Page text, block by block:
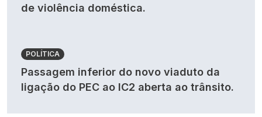
de violência doméstica.
POLÍTICA
Passagem inferior do novo viaduto da
ligação do PEC ao IC2 aberta ao trânsito.